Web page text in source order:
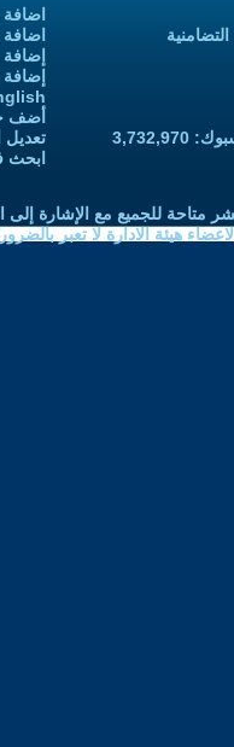
اضافة
أضف
تعديل
ابحث
متاحة للجميع مع الإشارة إلى
هيئة الادارة لا تعبر